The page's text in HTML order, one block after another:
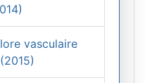
vasculaire